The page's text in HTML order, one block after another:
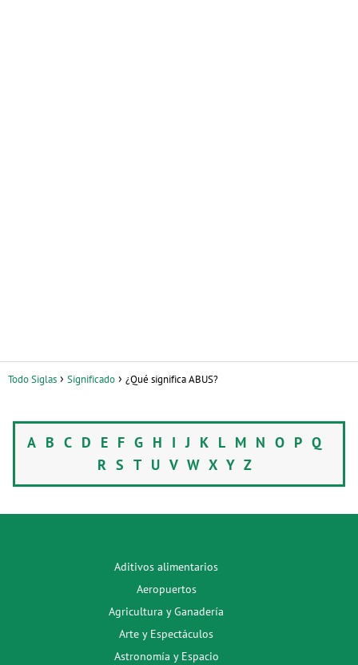
Todo Siglas Significado ¿Qué significa ABUS?
A B C D E F G H IJ K L M N O P Q
R S T U V W X Y Z
Aditivos alimentarios
Aeropuertos
Agricultura y Ganadería
Arte y Espectáculos
Astronomía y Espacio